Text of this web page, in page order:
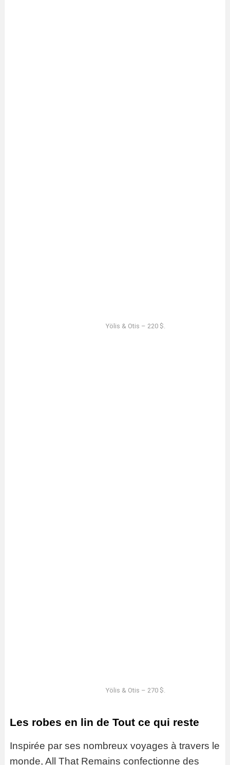
Yölis & Otis – 220 $.
Yölis & Otis – 270 $.
Les robes en lin de Tout ce qui reste
Inspirée par ses nombreux voyages à travers le
monde, All That Remains confectionne des